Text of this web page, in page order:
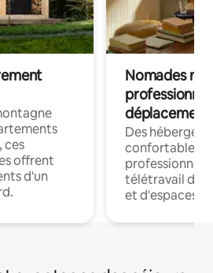
ces
offrent
d'un
Nomades
déplacement
Des
confortables
professionnels
télétravail
et d'espaces